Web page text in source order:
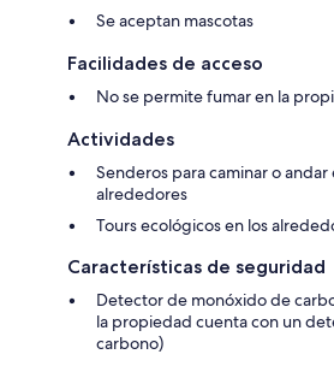
Se aceptan mascotas
Facilidades de acceso
No se permite fumar en la
Actividades
Senderos para caminar o
alrededores
Tours ecológicos en los
Características de seguridad
Detector de monóxido de
la propiedad cuenta con un
carbono)